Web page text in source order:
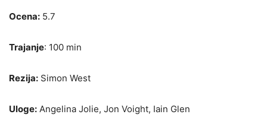
Ocena: 5.7
Trajanje: 100 min
Rezija: Simon West
Uloge: Angelina Jolie, Jon Voight, Iain Glen